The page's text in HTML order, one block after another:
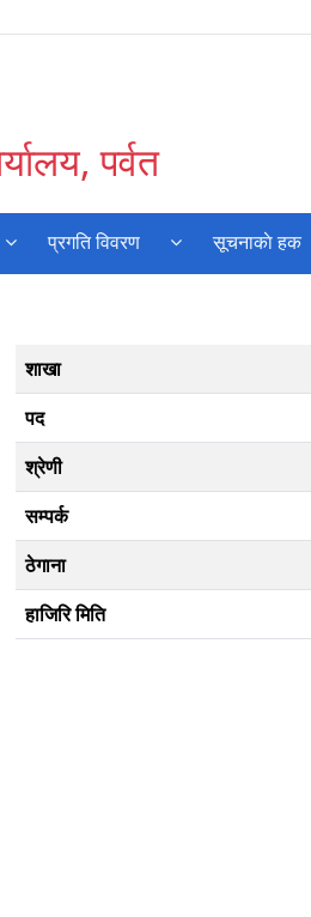
पर्वत
प्रगति विवरण सूचनाकाे हक
शाखा
पद
श्रेणी
सम्पर्क
ठेगाना
हाजिरि मिति